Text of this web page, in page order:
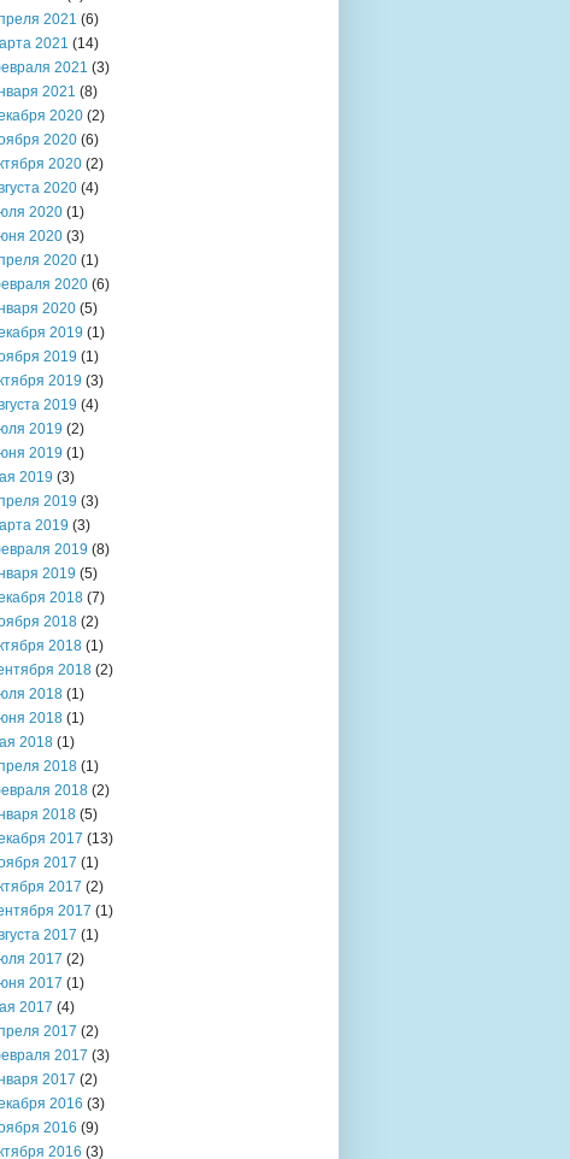
2021 (6)
2021 (14)
2021 (3)
2021 (8)
2020 (2)
2020 (6)
2020 (2)
2020 (4)
2020 (1)
2020 (3)
2020 (1)
2020 (6)
2020 (5)
2019 (1)
2019 (1)
2019 (3)
2019 (4)
2019 (2)
2019 (1)
2019 (3)
2019 (3)
2019 (3)
2019 (8)
2019 (5)
2018 (7)
2018 (2)
2018 (1)
2018 (2)
2018 (1)
2018 (1)
2018 (1)
2018 (1)
2018 (2)
2018 (5)
2017 (13)
2017 (1)
2017 (2)
2017 (1)
2017 (1)
2017 (2)
2017 (1)
2017 (4)
2017 (2)
2017 (3)
2017 (2)
2016 (3)
2016 (9)
2016 (3)